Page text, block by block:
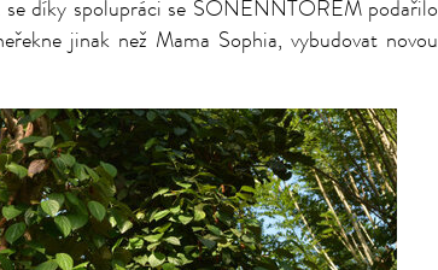
se díky spolupráci se SONENNTOREM podařilo
jinak než Mama Sophia, vybudovat novou